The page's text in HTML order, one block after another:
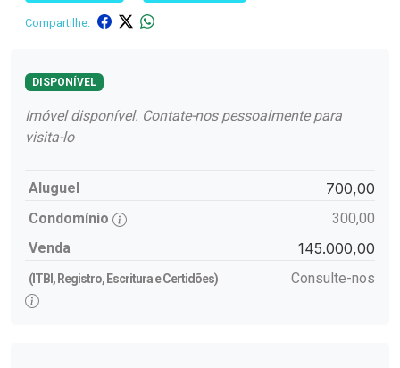
Compartilhe:
DISPONÍVEL
Imóvel disponível. Contate-nos pessoalmente para
visita-lo
Aluguel 700,00
Condomínio
300,00
Venda
145.000,00
(ITBI, Registro, Escritura e Certidões) Consulte-nos